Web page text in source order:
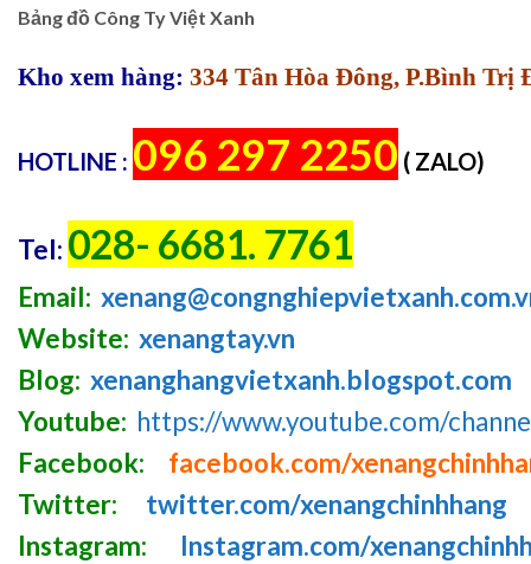
Bảng đồ Công Ty Việt Xanh
Kho xem hàng: 334 Tân Hòa Đông, P.Bình Trị
HOTLINE : 096 297 2250 ( ZALO)
Tel: 028- 6681. 7761
Email:
Website: xenangtay.vn
Blog: xenanghangvietxanh.blogspot.com
Youtube: https://www.youtube.com/
Facebook:
facebook.com/
Twitter:
twitter.com/xenangchinhhang
Instagram:
Instagram.com/